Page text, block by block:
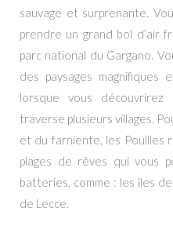
sauvage et surprenante.
prendre un grand bol d’air
parc national du Gargano.
des paysages magnifiques
lorsque vous
traverse plusieurs villages.
et du farniente, les Pouilles
plages de rêves qui vous
batteries, comme : les îles
de Lecce.